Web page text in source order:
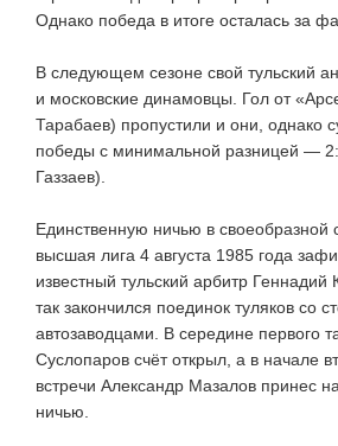
Однако победа в итоге осталась за
В следующем сезоне свой тульский
и московские динамовцы. Гол от
Тарабаев) пропустили и они, однако
победы с минимальной разницей —
Газзаев).
Единственную ничью в
высшая лига 4 августа 1985 года
известный тульский арбитр
так закончился поединок туляков со
автозаводцами. В середине первого
Суслопаров счёт открыл, а в начале
встречи Александр Мазалов принес
ничью.